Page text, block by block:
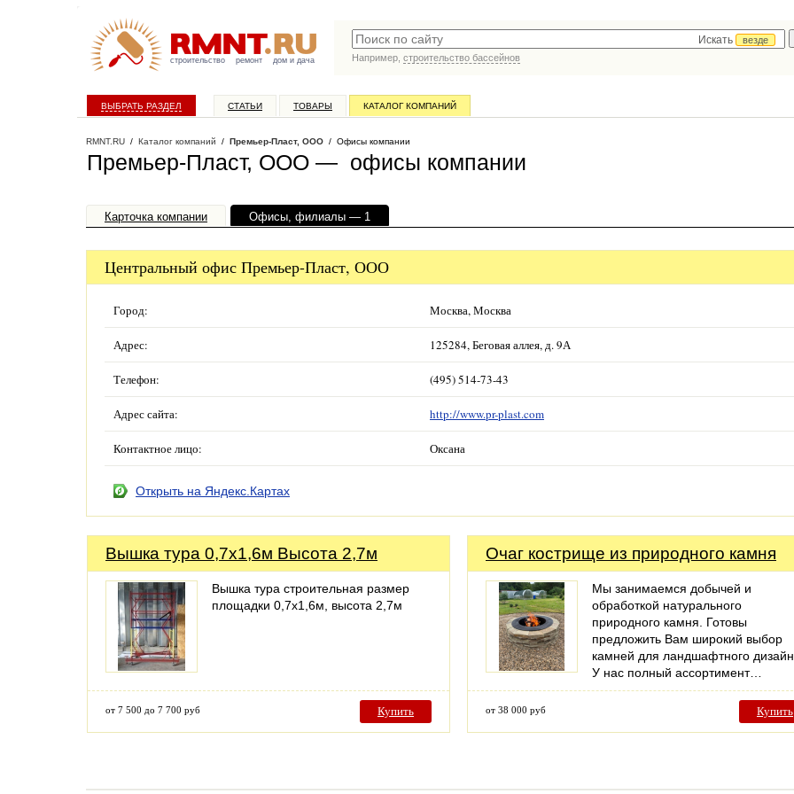
строительство ремонт дом и дача
Искать
везде
Например, строительство бассейнов
ВЫБРАТЬ РАЗДЕЛ СТАТЬИ ТОВАРЫ КАТАЛОГ КОМПАНИЙ
RMNT.RU / Каталог компаний / Премьер-Пласт, ООО / Офисы компании
Премьер-Пласт, ООО — офисы компании
Карточка компании Офисы, филиалы — 1
Центральный офис Премьер-Пласт, ООО
Город: Москва, Москва
Адрес: 125284, Беговая аллея, д. 9А
Телефон: (495) 514-73-43
Адрес сайта: http://www.pr-plast.com
Контактное лицо: Оксана
Открыть на Яндекс.Картах
Вышка тура 0,7х1,6м Высота 2,7м
Вышка тура строительная размер
площадки 0,7х1,6м, высота 2,7м
от 7 500 до 7 700 руб Купить
Очаг кострище из природного камня
Мы занимаемся добычей и
обработкой натурального
природного камня. Готовы
предложить Вам широкий выбор
камней для ландшафтного
У нас полный ассортимент…
от 38 000 руб Купить